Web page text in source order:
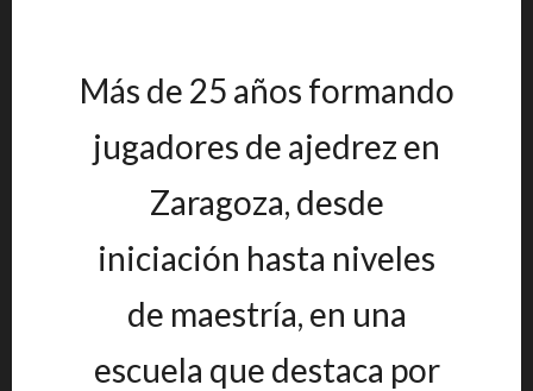
Más de 25 años formando
jugadores de ajedrez en
Zaragoza, desde
iniciación hasta niveles
de maestría, en una
escuela que destaca por